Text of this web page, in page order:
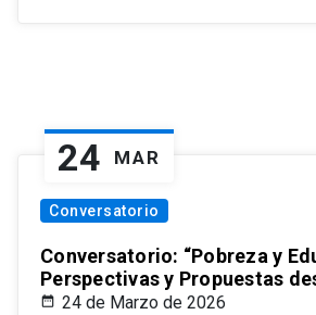
24 MAR
Conversatorio
Conversatorio: “Pobreza y
Perspectivas y Propuestas
24 de Marzo de 2026